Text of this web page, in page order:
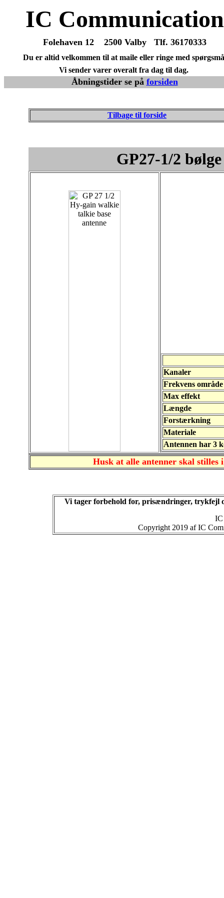
IC Communication
Folehaven 12 2500 Valby Tlf. 36170333
Du er altid velkommen til at maile eller ringe med
Vi sender varer overalt fra dag til dag.
Åbningstider se på forsiden
Tilbage til forside
GP27-1/2
Kanaler
Frekvens område
Max effekt
Længde
Forstærkning
Materiale
Antennen har 3
Husk at alle antenner skal stilles
Vi tager forbehold for, prisændringer, trykfejl
IC
Copyright 2019 af IC